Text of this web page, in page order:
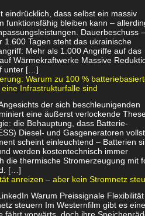
eindrücklich, dass selbst ein massiv
funktionsfähig bleiben kann –
Dauerbeschuss
1.600 Tagen steht das ukrainische
Mehr als 1.000 Angriffe auf das
Wärmekraftwerke Massive
unter […]
Warum zu 100 %
Infrastrukturfalle sind
der sich beschleunigenden
eine äußerst verlockende
die Behauptung, dass Batterie-
Diesel- und Gasgeneratoren
scheint einleuchtend – Batterien
werden kostentechnisch immer
die thermische Stromerzeugung mit
[…]
anreizen – aber kein Stromnetz
Warum Preissignale Flexibilität
steuern Im Westernfilm gibt es